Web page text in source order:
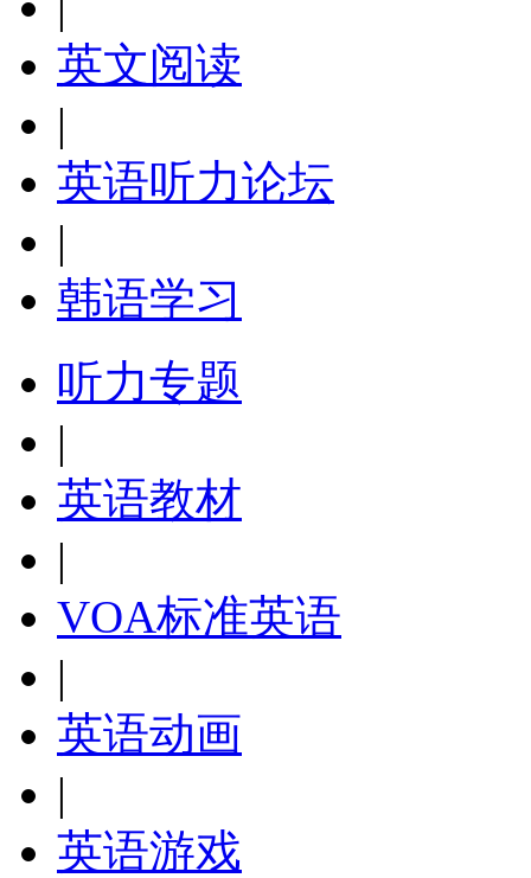
英文阅读
|
英语听力论坛
|
韩语学习
听力专题
|
英语教材
|
VOA标准英语
|
英语动画
|
英语游戏